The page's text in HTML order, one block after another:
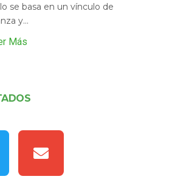
se basa en un vínculo de
y...
Más